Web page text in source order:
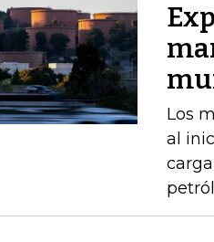
Los
al